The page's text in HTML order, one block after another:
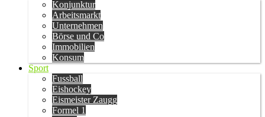
Konjunktur
Arbeitsmarkt
Unternehmen
Börse und Co
Immobilien
Konsum
Sport
Fussball
Eishockey
Eismeister Zaugg
Formel 1